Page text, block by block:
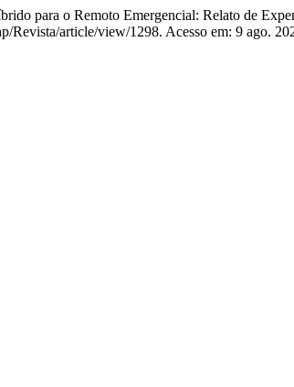
o Remoto Emergencial: Relato de
Revista/article/view/1298. Acesso em: 9 ago.